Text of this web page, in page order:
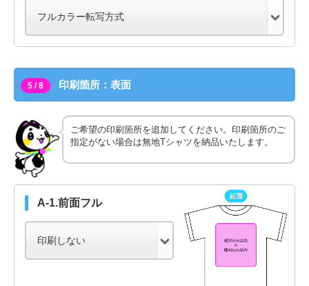
5 / 8 印刷箇所：表面
ご希望の印刷箇所を追加してください。印刷箇所のご
指定がない場合は無地Tシャツを納品いたします。
A-1.前面フル